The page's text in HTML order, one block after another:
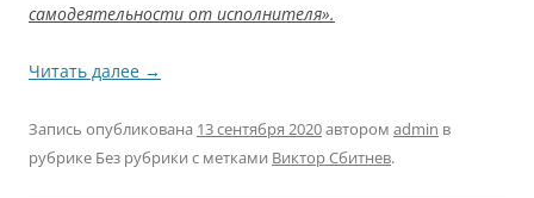
самодеятельности от исполнителя».
Читать далее →
Запись опубликована 13 сентября 2020автором admin в
рубрике Без рубрики с метками Виктор Сбитнев.